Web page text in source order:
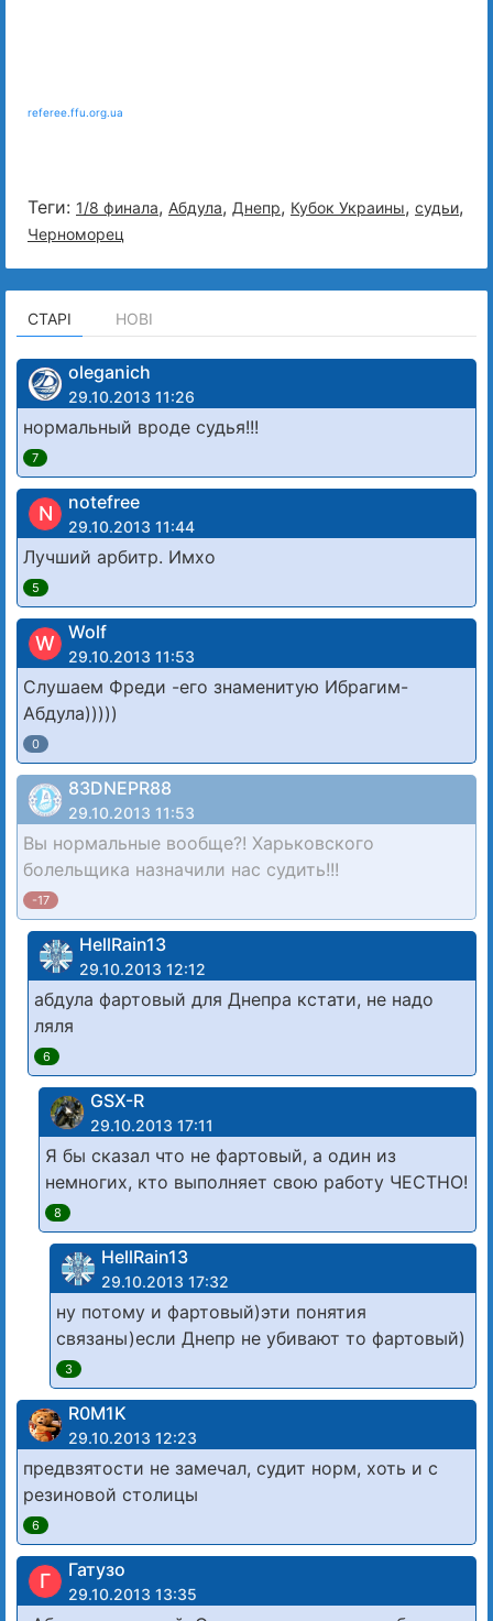
referee.ffu.org.ua
Теги: 1/8 финала, Абдула, Днепр, Кубок Украины, судьи,
Черноморец
СТАРІ НОВІ
oleganich
29.10.2013 11:26
нормальный вроде судья!!!
7
N notefree
29.10.2013 11:44
Лучший арбитр. Имхо
5
W Wolf
29.10.2013 11:53
Слушаем Фреди -его знаменитую Ибрагим-
Абдула)))))
0
83DNЕРR88
29.10.2013 11:53
Вы нормальные вообще?! Харьковского
болельщика назначили нас судить!!!
-17
HellRain13
29.10.2013 12:12
абдула фартовый для Днепра кстати, не надо
ляля
6
GSX-R
29.10.2013 17:11
Я бы сказал что не фартовый, а один из
немногих, кто выполняет свою работу ЧЕСТНО!
8
HellRain13
29.10.2013 17:32
ну потому и фартовый)эти понятия
связаны)если Днепр не убивают то фартовый)
3
R0M1K
29.10.2013 12:23
предвзятости не замечал, судит норм, хоть и с
резиновой столицы
6
Г Гатузо
29.10.2013 13:35